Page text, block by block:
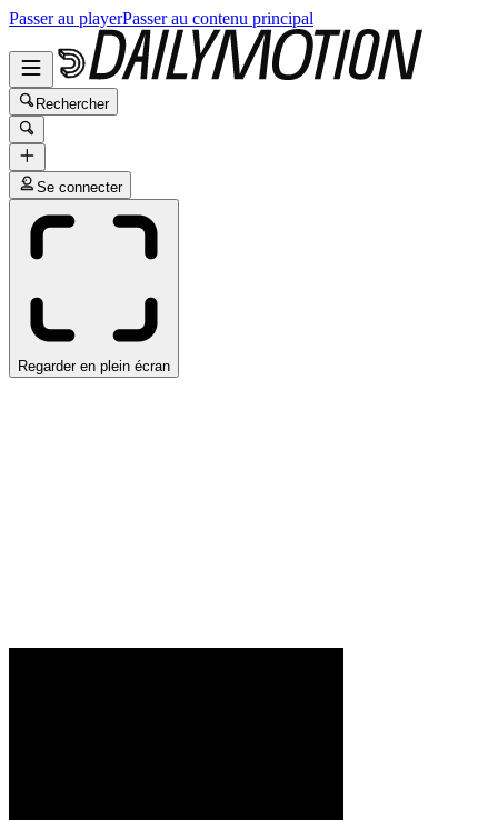
Passer au playerPasser au contenu principal
Rechercher
Se connecter
Regarder en plein écran